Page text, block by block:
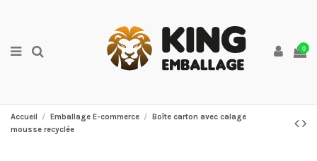
0
Accueil Emballage E-commerce
Boîte carton avec calage
mousse recyclée